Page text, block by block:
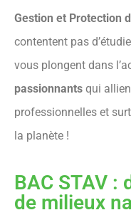
Gestion et Protection
contentent pas
vous plongent dans
passionnants qui
professionnelles et
la planète !
BAC STAV :
de milieux